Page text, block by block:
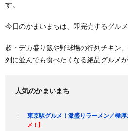
す。
今日のかまいまちは、即完売するグル
超・デカ盛り飯や野球場の行列チキン
列に並んでも食べたくなる絶品グルメ
人気のかまいまち
東京駅グルメ！激盛りラーメン／極
メ！】